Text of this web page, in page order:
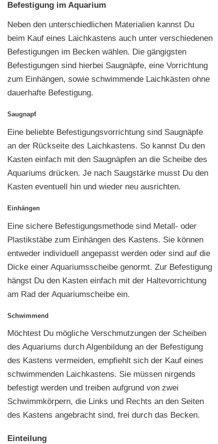
Befestigung im Aquarium
Neben den unterschiedlichen Materialien kannst Du
beim Kauf eines Laichkastens auch unter verschiedenen
Befestigungen im Becken wählen. Die gängigsten
Befestigungen sind hierbei Saugnäpfe, eine Vorrichtung
zum Einhängen, sowie schwimmende Laichkästen ohne
dauerhafte Befestigung.
Saugnapf
Eine beliebte Befestigungsvorrichtung sind Saugnäpfe
an der Rückseite des Laichkastens. So kannst Du den
Kasten einfach mit den Saugnäpfen an die Scheibe des
Aquariums drücken. Je nach Saugstärke musst Du den
Kasten eventuell hin und wieder neu ausrichten.
Einhängen
Eine sichere Befestigungsmethode sind Metall- oder
Plastikstäbe zum Einhängen des Kastens. Sie können
entweder individuell angepasst werden oder sind auf die
Dicke einer Aquariumsscheibe genormt. Zur Befestigung
hängst Du den Kasten einfach mit der Haltevorrichtung
am Rad der Aquariumscheibe ein.
Schwimmend
Möchtest Du mögliche Verschmutzungen der Scheiben
des Aquariums durch Algenbildung an der Befestigung
des Kastens vermeiden, empfiehlt sich der Kauf eines
schwimmenden Laichkastens. Sie müssen nirgends
befestigt werden und treiben aufgrund von zwei
Schwimmkörpern, die Links und Rechts an den Seiten
des Kastens angebracht sind, frei durch das Becken.
Einteilung